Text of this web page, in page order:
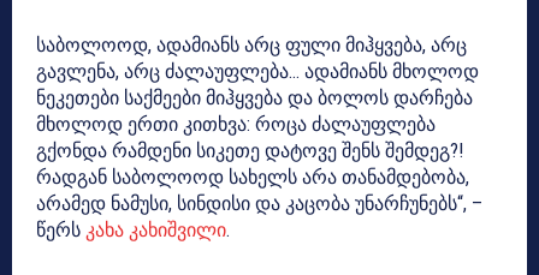
საბოლოოდ, ადამიანს არც ფული მიჰყვება, არც
გავლენა, არც ძალაუფლება… ადამიანს მხოლოდ
ნეკეთები საქმეები მიჰყვება და ბოლოს დარჩება
მხოლოდ ერთი კითხვა: როცა ძალაუფლება
გქონდა რამდენი სიკეთე დატოვე შენს შემდეგ?!
რადგან საბოლოოდ სახელს არა თანამდებობა,
არამედ ნამუსი, სინდისი და კაცობა უნარჩუნებს“, –
წერს კახა კახიშვილი.